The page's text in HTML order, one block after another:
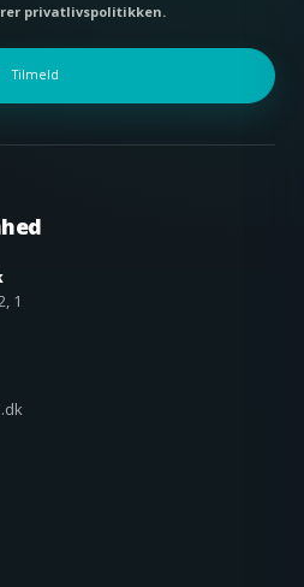
privatlivspolitikken.
Tilmeld
1